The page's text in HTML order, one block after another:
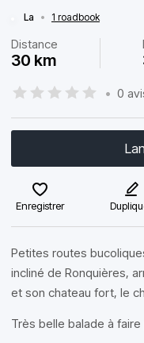
La • 1 roadbook
Distance
30 km
• 0
Enregistrer
Petites routes
incliné de Ronquières,
et son chateau fort, le
Très belle balade à